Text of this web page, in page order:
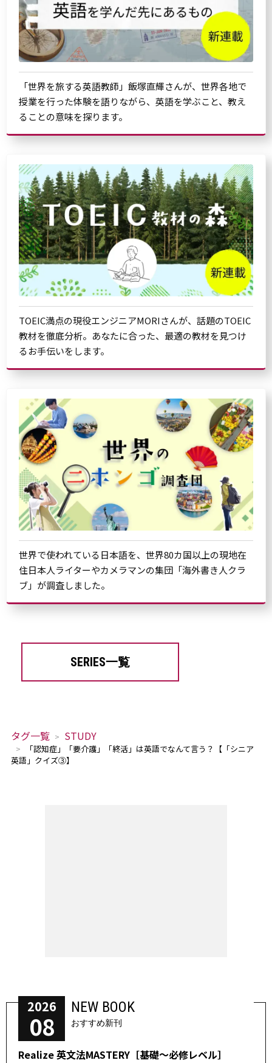
「世界を旅する英語教師」飯塚直輝さんが、世界各地で
授業を行った体験を語りながら、英語を学ぶこと、教え
ることの意味を探ります。
TOEIC満点の現役エンジニアMORIさんが、話題のTOEIC
教材を徹底分析。あなたに合った、最適の教材を見つけ
るお手伝いをします。
世界で使われている日本語を、世界80カ国以上の現地在
住日本人ライターやカメラマンの集団「海外書き人クラ
ブ」が調査しました。
SERIES一覧
タグ一覧 STUDY
「認知症」「要介護」「終活」は英語でなんて言う？【「シニア
英語」クイズ③】
2026
08
NEW BOOK
おすすめ新刊
Realize 英文法MASTERY［基礎～必修レベル］